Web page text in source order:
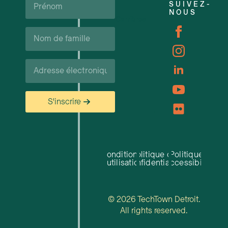
Nom
de
Courriel*
S'inscrire
SUIVEZ-
NOUS
Conditions
d'utilisation
Politique de
confidentialité
Politique
d'accessibilité
© 2026 TechTown Detroit.
All rights reserved.